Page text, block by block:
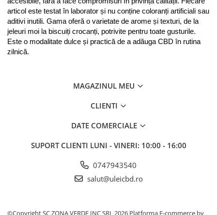
articol este testat în laborator și nu conține coloranți artificiali sau
aditivi inutili. Gama oferă o varietate de arome și texturi, de la
jeleuri moi la biscuiți crocanți, potrivite pentru toate gusturile.
Este o modalitate dulce și practică de a adăuga CBD în rutina
zilnică.
MAGAZINUL MEU
CLIENTI
DATE COMERCIALE
SUPORT CLIENTI LUNI - VINERI: 10:00 - 16:00
0747943540
salut@uleicbd.ro